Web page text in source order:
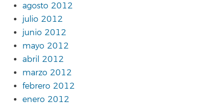
agosto 2012
julio 2012
junio 2012
mayo 2012
abril 2012
marzo 2012
febrero 2012
enero 2012